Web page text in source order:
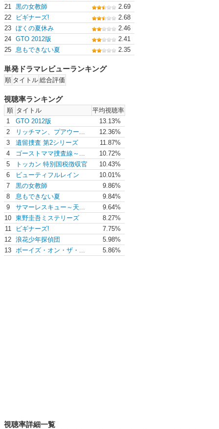
21 黒の女教師
2.69
22
ビギナーズ!
2.68
23 ぼくの夏休み
2.46
24 GTO 2012版
2.41
25 息もできない夏 2.35
単発ドラマレビューランキング
順 タイトル 総合評価
視聴率ランキング
順 タイトル
平均視聴率
1
GTO 2012版
13.13%
2
リッチマン、プアウー...
12.36%
3
遺留捜査 第2シリーズ
11.87%
4
ゴーストママ捜査線～...
10.72%
5
トッカン 特別国税徴収官
10.43%
6
ビューティフルレイン
10.01%
7
黒の女教師
9.86%
8
息もできない夏
9.84%
9
サマーレスキュー～天...
9.64%
10 東野圭吾ミステリーズ
8.27%
11
ビギナーズ!
7.75%
12 浪花少年探偵団
5.98%
13 ボーイズ・オン・ザ・... 5.86%
視聴率詳細一覧